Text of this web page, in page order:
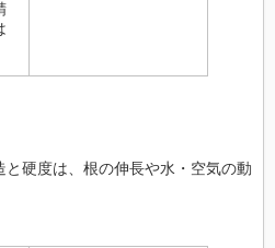
硬度は、根の伸長や水・空気の動